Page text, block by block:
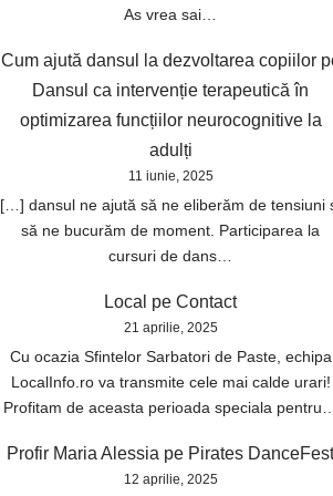
As vrea sai…
Cum ajută dansul la dezvoltarea copiilor
Dansul ca intervenție terapeutică în
optimizarea funcțiilor neurocognitive la
adulți
11 iunie, 2025
[…] dansul ne ajută să ne eliberăm de tensiuni
să ne bucurăm de moment. Participarea la
cursuri de dans…
Local pe Contact
21 aprilie, 2025
Cu ocazia Sfintelor Sarbatori de Paste, echipa
LocalInfo.ro va transmite cele mai calde urari!
Profitam de aceasta perioada speciala
Profir Maria Alessia pe Pirates DanceFest
12 aprilie, 2025